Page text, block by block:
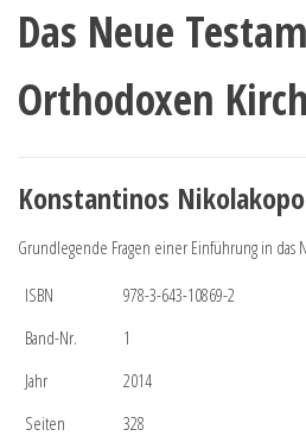
Das Neue
Orthodoxen
Konstantinos
Grundlegende Fragen einer Einführung in das
ISBN
978-3-643-10869-2
Band-Nr.
1
Jahr
2014
Seiten
328